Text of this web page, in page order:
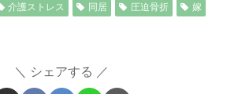
介護ストレス 同居 圧迫骨折 嫁
シェアする